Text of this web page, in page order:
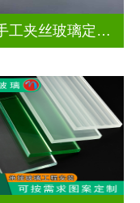
湖南手工夹丝玻璃定制工厂